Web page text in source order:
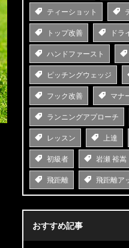
ティーショット
トップ改善 ドラ
ハンドファースト
ピッチングウェッジ
フック改善 マナ
ランニングアプローチ
レッスン 上達
初級者 岩瀬 裕嵩
飛距離 飛距離ア
おすすめ記事